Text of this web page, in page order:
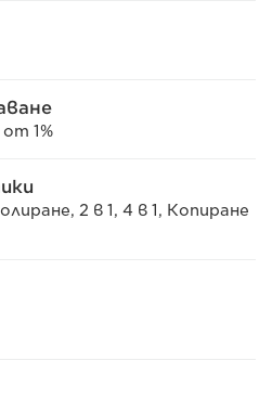
1%
2 в 1, 4 в 1, Копиране